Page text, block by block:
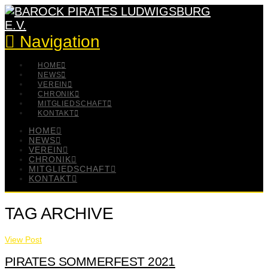
Navigation
HOME
NEWS
VEREIN
CHRONIK
MITGLIEDSCHAFT
KONTAKT
HOME
NEWS
VEREIN
CHRONIK
MITGLIEDSCHAFT
KONTAKT
TAG ARCHIVE
View Post
PIRATES SOMMERFEST 2021